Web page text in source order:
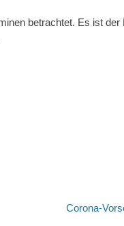
betrachtet. Es ist der
Corona-